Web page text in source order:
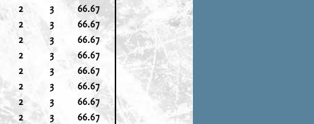
2 3
66.67
2 3
66.67
2 3
66.67
2 3
66.67
2 3
66.67
2 3
66.67
2 3
66.67
2 3
66.67